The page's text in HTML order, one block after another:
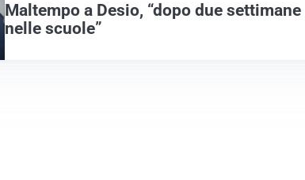
Maltempo a Desio, “dopo due
nelle scuole”